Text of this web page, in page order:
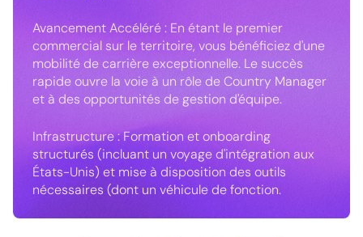
Avancement Accéléré : En étant le premier
commercial sur le territoire, vous bénéficiez d'une
mobilité de carrière exceptionnelle. Le succès
rapide ouvre la voie à un rôle de Country Manager
et à des opportunités de gestion d'équipe.
Infrastructure : Formation et onboarding
structurés (incluant un voyage d'intégration aux
États-Unis) et mise à disposition des outils
nécessaires (dont un véhicule de fonction.